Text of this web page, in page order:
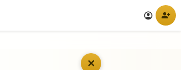
account_circle person_add
✕